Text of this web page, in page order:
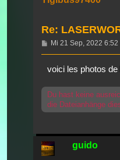
Re:
Beitrag
Mi 21 Sep, 2022 6:52
voici les photos
Du hast keine
die Dateianhänge
guido